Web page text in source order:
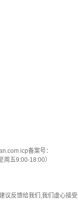
icp备案号：
五9:00-18:00）
反馈给我们,我们虚心接受